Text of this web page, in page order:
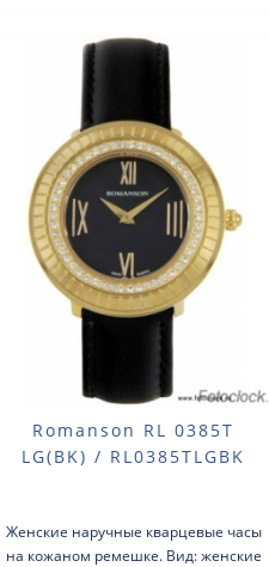
Romanson RL 0385T
LG(BK) / RL0385TLGBK
Женские наручные кварцевые часы
на кожаном ремешке. Вид: женские